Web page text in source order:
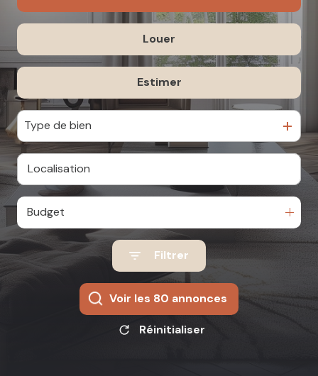
Du neuf
Louer
estimer
Type de bien
Budget
Filtrer
Voir les 80 annonces
Réinitialiser